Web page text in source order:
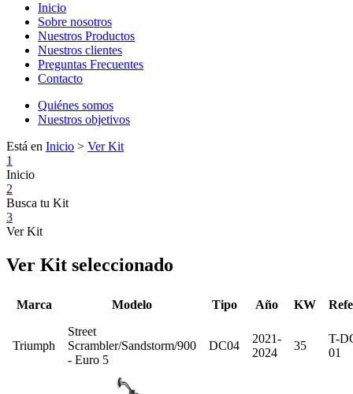
Inicio
Sobre nosotros
Nuestros Productos
Nuestros clientes
Preguntas Frecuentes
Contacto
Quiénes somos
Nuestros objetivos
Está en Inicio > Ver Kit
1
Inicio
2
Busca tu Kit
3
Ver Kit
Ver Kit seleccionado
Marca Modelo Tipo Año KW
Triumph
Street
Scrambler/Sandstorm/900
- Euro 5
DC04
2021-
2024
35
T-
01